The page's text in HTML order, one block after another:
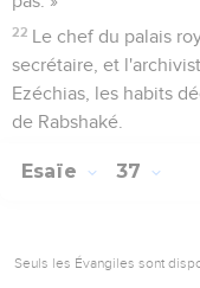
22 Le chef du palais
secrétaire, et
Ezéchias, les habits
de Rabshaké.
Esaïe 37
Seuls les Évangiles sont